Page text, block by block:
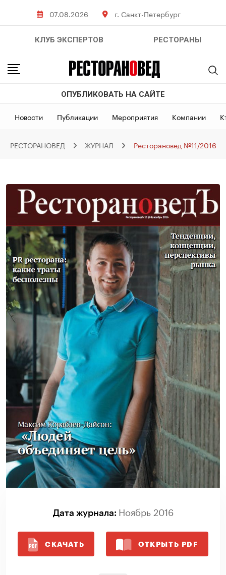
07.08.2026 г. Санкт-Петербург
КЛУБ ЭКСПЕРТОВ РЕСТОРАНЫ
ОПУБЛИКОВАТЬ НА САЙТЕ
Новости Публикации Мероприятия Компании
РЕСТОРАНОВЕД ЖУРНАЛ Ресторановед №11/2016
Дата журнала: Ноябрь 2016
СКАЧАТЬ ОТКРЫТЬ PDF